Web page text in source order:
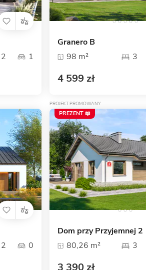
2 1
Granero B
98 m²
3
4 599 zł
2 0
PROJEKT PROMOWANY
Dom przy Przyjemnej 2
80,26 m²
3
3 390 zł
PREZENT 📖